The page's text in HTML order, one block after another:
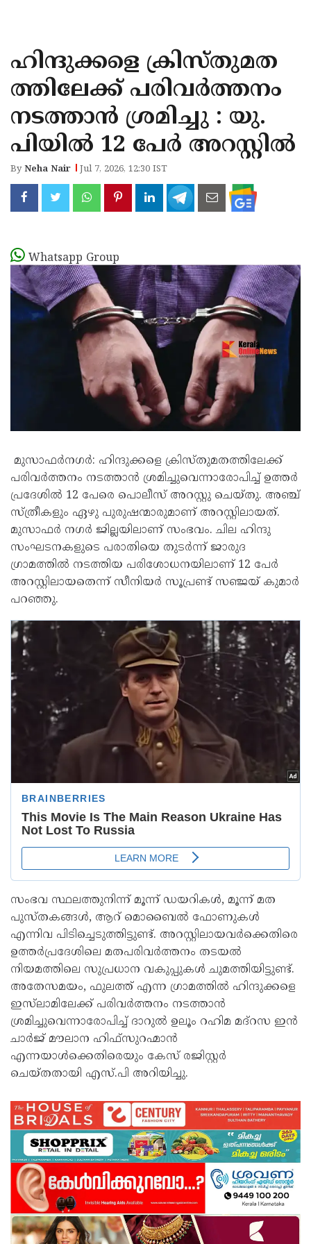
KANNUR
KASARAGOD
ഹിന്ദുക്കളെ ക്രിസ്തുമത
ത്തിലേക്ക് പരിവർത്തനം
നടത്താൻ ശ്രമിച്ചു : യു.
പിയിൽ 12 പേർ അറസ്റ്റിൽ
ByNeha Nair Jul 7, 2026, 12:30 IST
Whatsapp Group
മുസാഫർനഗർ: ഹിന്ദുക്കളെ ക്രിസ്തുമതത്തിലേക്ക്
പരിവർത്തനം നടത്താൻ ശ്രമിച്ചുവെന്നാരോപിച്ച് ഉത്തർ
പ്രദേശിൽ 12 പേരെ പൊലീസ് അറസ്റ്റു ചെയ്തു. അഞ്ച്
സ്ത്രീകളും ഏഴു പുരുഷന്മാരുമാണ് അറസ്റ്റിലായത്.
മുസാഫർ നഗർ ജില്ലയിലാണ് സംഭവം. ചില ഹിന്ദു
സംഘടനകളുടെ പരാതിയെ തുടർന്ന് ജാരുദ
ഗ്രാമത്തിൽ നടത്തിയ പരിശോധനയിലാണ് 12 പേർ
അറസ്റ്റിലായതെന്ന് സീനിയർ സൂപ്രണ്ട് സഞ്ജയ് കുമാർ
പറഞ്ഞു.
സംഭവ സ്ഥലത്തുനിന്ന് മൂന്ന് ഡയറികൾ, മൂന്ന് മത
പുസ്തകങ്ങൾ, ആറ് മൊബൈൽ ഫോണുകൾ
എന്നിവ പിടിച്ചെടുത്തിട്ടുണ്ട്. അറസ്റ്റിലായവർക്കെതിരെ
ഉത്തർപ്രദേശിലെ മതപരിവർത്തനം തടയൽ
നിയമത്തിലെ സുപ്രധാന വകുപ്പുകൾ ചുമത്തിയിട്ടുണ്ട്.
അതേസമയം, ഫുലത്ത് എന്ന ഗ്രാമത്തിൽ ഹിന്ദുക്കളെ
ഇസ്‍ലാമിലേക്ക് പരിവർത്തനം നടത്താൻ
ശ്രമിച്ചുവെന്നാരോപിച്ച് ദാറുൽ ഉലൂം റഹിമ മദ്റസ ഇൻ
ചാർജ് മൗലാന ഹിഫ്സുറഹ്മാൻ
എന്നയാൾക്കെതിരെയും കേസ് രജിസ്റ്റർ
ചെയ്തതായി എസ്.പി അറിയിച്ചു.